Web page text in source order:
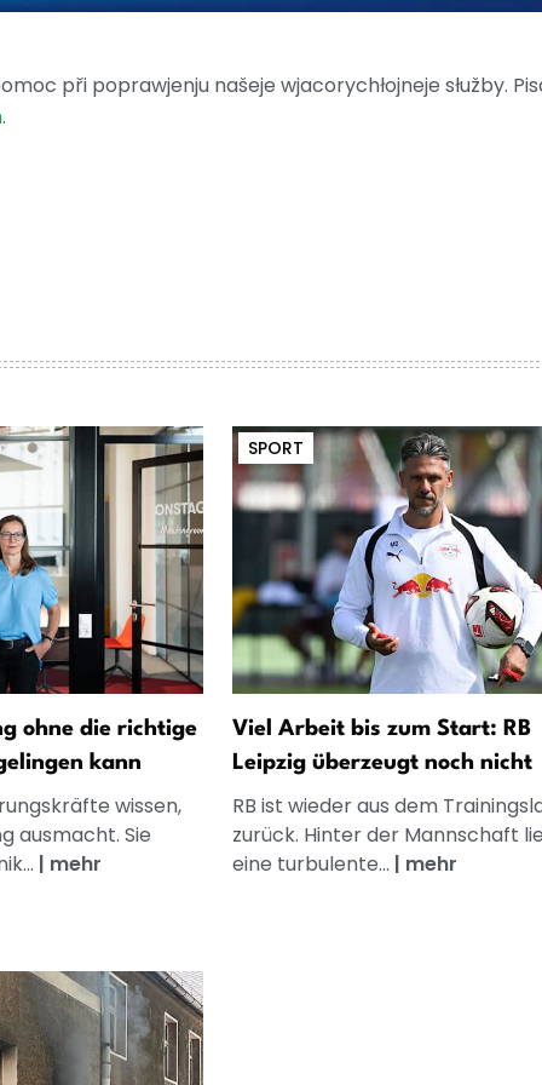
při poprawjenju našeje wjacorychłojneje słužby.
.
ohne die richtige
kann
wissen,
ausmacht. Sie
| mehr
SPORT
Viel Arbeit bis zum Start: RB
Leipzig überzeugt noch nicht
RB ist wieder aus dem
zurück. Hinter der Mannschaft
eine turbulente... | mehr